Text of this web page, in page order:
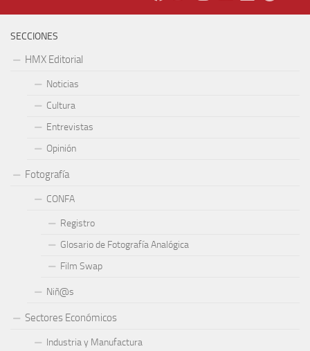
SECCIONES
HMX Editorial
Noticias
Cultura
Entrevistas
Opinión
Fotografía
CONFA
Registro
Glosario de Fotografía Analógica
Film Swap
Niñ@s
Sectores Económicos
Industria y Manufactura